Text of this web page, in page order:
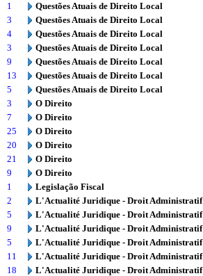
1
Questões Atuais de Direito Local
3
Questões Atuais de Direito Local
4
Questões Atuais de Direito Local
3
Questões Atuais de Direito Local
9
Questões Atuais de Direito Local
13
Questões Atuais de Direito Local
5
Questões Atuais de Direito Local
3
O Direito
7
O Direito
25
O Direito
20
O Direito
21
O Direito
9
O Direito
1
Legislação Fiscal
2
L'Actualité Juridique - Droit Administratif
5
L'Actualité Juridique - Droit Administratif
9
L'Actualité Juridique - Droit Administratif
5
L'Actualité Juridique - Droit Administratif
11
L'Actualité Juridique - Droit Administratif
18
L'Actualité Juridique - Droit Administratif